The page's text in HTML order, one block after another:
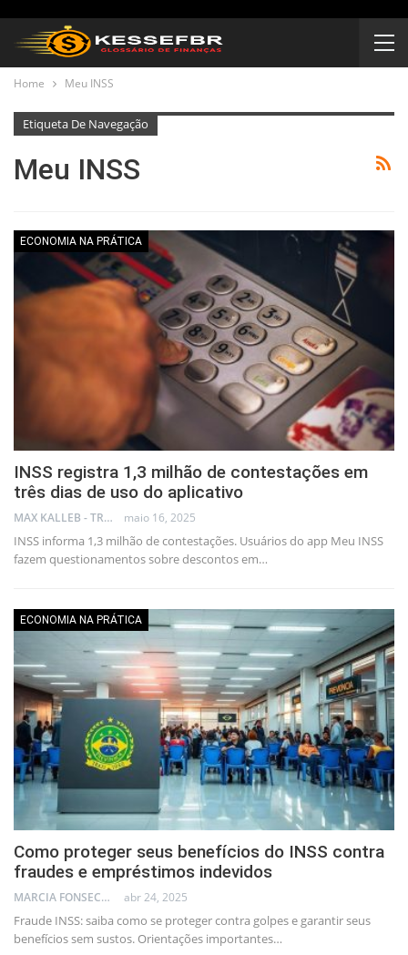
Home Meu INSS
Etiqueta De Navegação
Meu INSS
ECONOMIA NA PRÁTICA
INSS registra 1,3 milhão de contestações em
três dias de uso do aplicativo
MAX KALLEB - TRADER maio 16, 2025
INSS informa 1,3 milhão de contestações. Usuários do app Meu INSS
fazem questionamentos sobre descontos em…
ECONOMIA NA PRÁTICA
Como proteger seus benefícios do INSS contra
fraudes e empréstimos indevidos
MARCIA FONSECA - FINANCIAL CONSULTANT abr 24, 2025
Fraude INSS: saiba como se proteger contra golpes e garantir seus
benefícios sem sustos. Orientações importantes…